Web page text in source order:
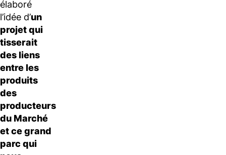
élaboré
l’idée d’un
projet qui
tisserait
des liens
entre les
produits
des
producteurs
du Marché
et ce grand
parc qui